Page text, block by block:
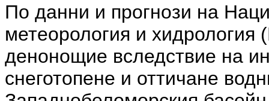
По данни и прогнози на
метеорология и
денонощие вследствие на
снеготопене и оттичане